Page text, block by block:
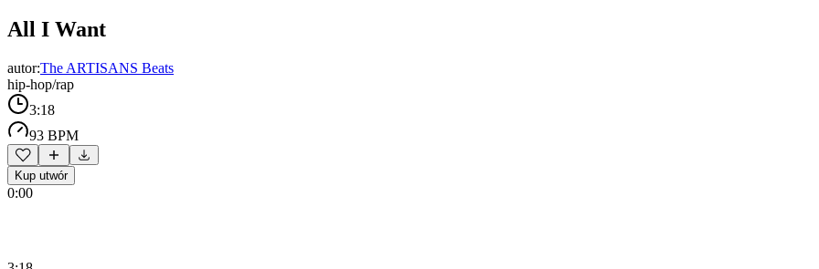
All I Want
autor:The ARTISANS Beats
hip-hop/rap
3:18
93 BPM
Kup utwór
0:00